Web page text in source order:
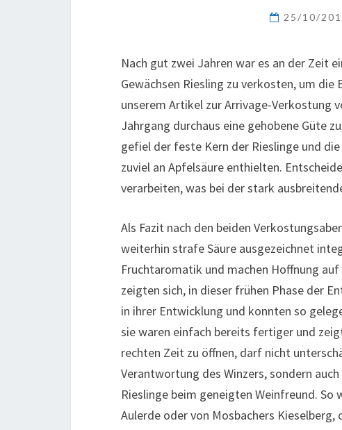
25/10/
Nach gut zwei Jahren war es an der Zeit
Gewächsen Riesling zu verkosten, um
unserem Artikel zur Arrivage-Verkostung
Jahrgang durchaus eine gehobene Güte
gefiel der feste Kern der Rieslinge und
zuviel an Apfelsäure enthielten.
verarbeiten, was bei der stark
Als Fazit nach den beiden
weiterhin strafe Säure ausgezeichnet
Fruchtaromatik und machen Hoffnung
zeigten sich, in dieser frühen Phase der
in ihrer Entwicklung und konnten so
sie waren einfach bereits fertiger und
rechten Zeit zu öffnen, darf nicht
Verantwortung des Winzers, sondern
Rieslinge beim geneigten Weinfreund.
Aulerde oder von Mosbachers Kieselberg,